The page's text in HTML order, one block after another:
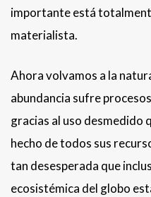
importante está
materialista.
Ahora volvamos a la
abundancia sufre
gracias al uso desmedido
hecho de todos sus
tan desesperada que
ecosistémica del globo